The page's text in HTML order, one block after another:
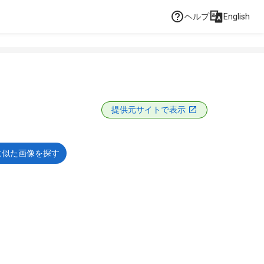
ヘルプ English
提供元サイトで表示
た画像を探す